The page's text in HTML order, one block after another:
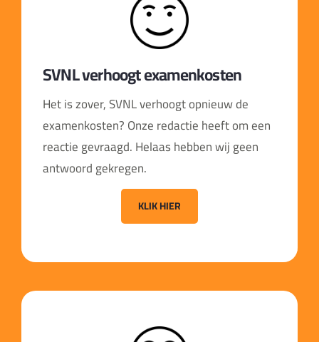
SVNL verhoogt examenkosten
Het is zover, SVNL verhoogt opnieuw de
examenkosten? Onze redactie heeft om een
reactie gevraagd. Helaas hebben wij geen
antwoord gekregen.
KLIK HIER